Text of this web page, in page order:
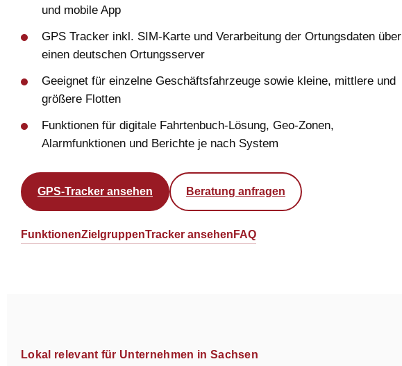
und mobile App
GPS Tracker inkl. SIM-Karte und Verarbeitung der Ortungsdaten über
einen deutschen Ortungsserver
Geeignet für einzelne Geschäftsfahrzeuge sowie kleine, mittlere und
größere Flotten
Funktionen für digitale Fahrtenbuch-Lösung, Geo-Zonen,
Alarmfunktionen und Berichte je nach System
GPS-Tracker ansehen Beratung anfragen
FunktionenZielgruppenTracker ansehen FAQ
Lokal relevant für Unternehmen in Sachsen